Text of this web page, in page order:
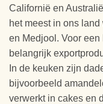
Californië en
het meest in ons
en Medjool. Voor
belangrijk
In de keuken zijn
bijvoorbeeld
verwerkt in cakes en